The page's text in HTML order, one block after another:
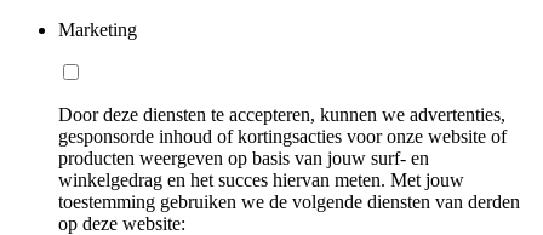
Marketing
Door deze diensten te accepteren, kunnen we advertenties,
gesponsorde inhoud of kortingsacties voor onze website of
producten weergeven op basis van jouw surf- en
winkelgedrag en het succes hiervan meten. Met jouw
toestemming gebruiken we de volgende diensten van derden
op deze website: